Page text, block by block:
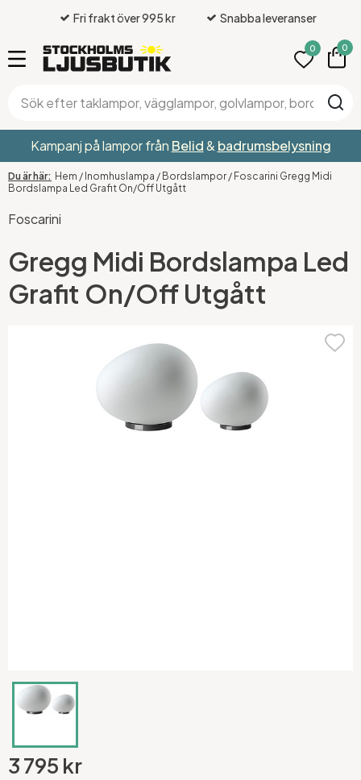
Fri frakt över 995 kr Snabba leveranser
0 0
Kampanj på lampor från Belid& badrumsbelysning
Hem / Inomhuslampa / Bordslampor / Foscarini Gregg Midi
Bordslampa Led Grafit On/Off Utgått
Foscarini
Gregg Midi Bordslampa Led
Grafit On/Off Utgått
3 795 kr